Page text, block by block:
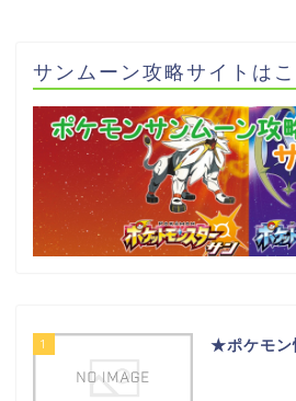
サンムーン攻略サイトは
1 ★ポケモン